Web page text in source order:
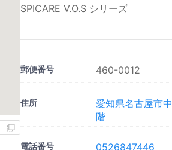
SPICARE V.O.S シリーズ
郵便番号 460-0012
住所
愛知県名古屋市
階
電話番号 0526847446